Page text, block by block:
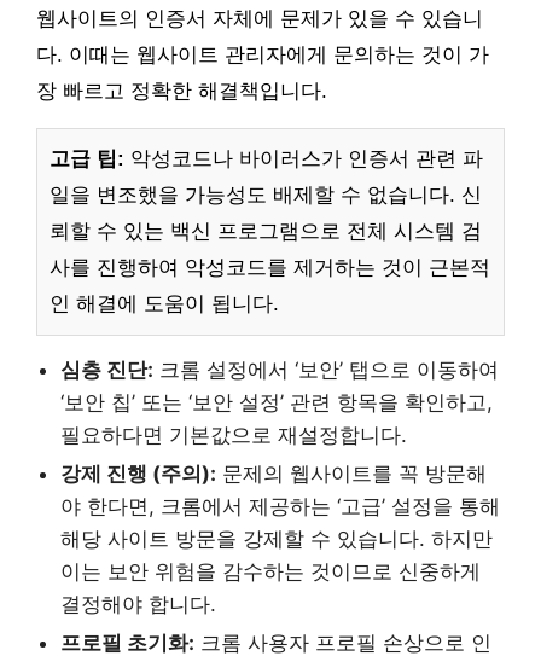
웹사이트의 인증서 자체에 문제가 있을 수 있습니
다. 이때는 웹사이트 관리자에게 문의하는 것이 가
장 빠르고 정확한 해결책입니다.
고급 팁: 악성코드나 바이러스가 인증서 관련 파
일을 변조했을 가능성도 배제할 수 없습니다. 신
뢰할 수 있는 백신 프로그램으로 전체 시스템 검
사를 진행하여 악성코드를 제거하는 것이 근본적
인 해결에 도움이 됩니다.
심층 진단: 크롬 설정에서 ‘보안’ 탭으로 이동하여
‘보안 칩’ 또는 ‘보안 설정’ 관련 항목을 확인하고,
필요하다면 기본값으로 재설정합니다.
강제 진행 (주의): 문제의 웹사이트를 꼭 방문해
야 한다면, 크롬에서 제공하는 ‘고급’ 설정을 통해
해당 사이트 방문을 강제할 수 있습니다. 하지만
이는 보안 위험을 감수하는 것이므로 신중하게
결정해야 합니다.
프로필 초기화: 크롬 사용자 프로필 손상으로 인